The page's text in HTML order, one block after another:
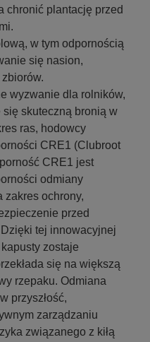
chronić plantację przed
w tym odpornością
się nasion,
wyzwanie dla rolników,
skuteczną bronią w
ras, hodowcy
CRE1 (Clubroot
CRE1 jest
odmiany
zakres ochrony,
przed
tej innowacyjnej
zostaje
się na większą
rzepaku. Odmiana
przyszłość,
zarządzaniu
związanego z kiłą